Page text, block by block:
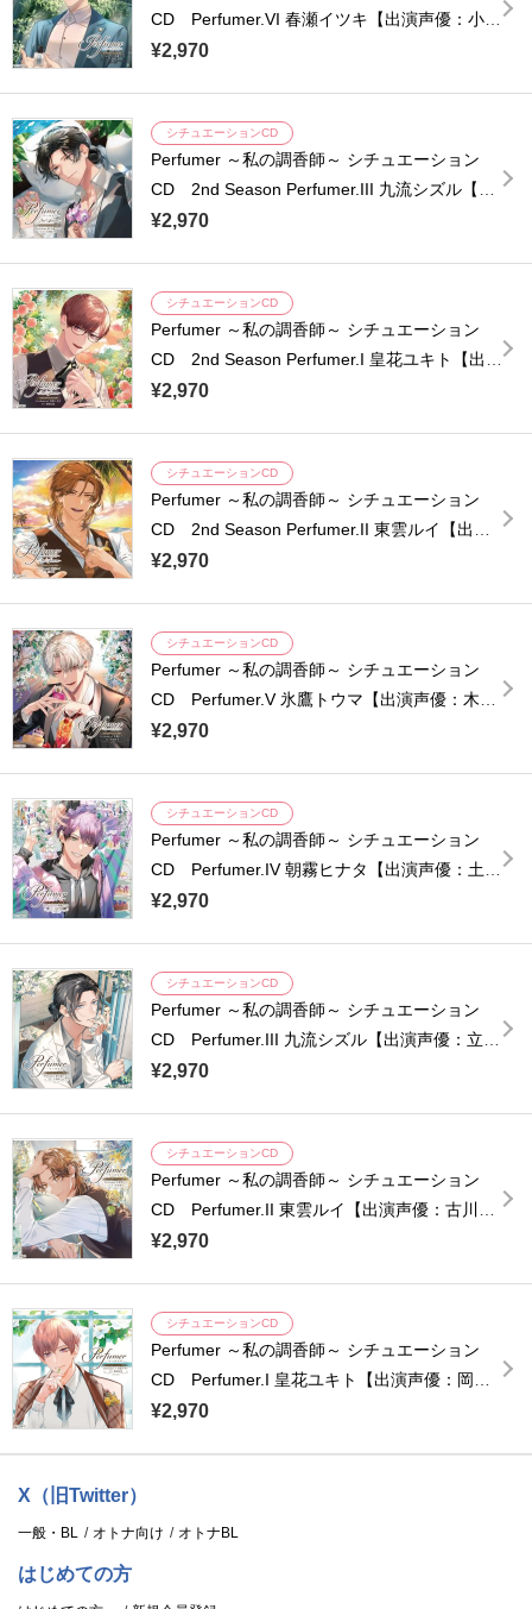
CD Perfumer.VI 春瀬イツキ【出演声優：小林
千晃】
¥2,970
シチュエーションCD
Perfumer ～私の調香師～ シチュエーション
CD 2nd Season Perfumer.III 九流シズル【出
演声優：立花慎之介】
¥2,970
シチュエーションCD
Perfumer ～私の調香師～ シチュエーション
CD 2nd Season Perfumer.I 皇花ユキト【出演
声優：岡本信彦】
¥2,970
シチュエーションCD
Perfumer ～私の調香師～ シチュエーション
CD 2nd Season Perfumer.II 東雲ルイ【出演
声優：古川慎】
¥2,970
シチュエーションCD
Perfumer ～私の調香師～ シチュエーション
CD Perfumer.V 氷鷹トウマ【出演声優：木村
良平】
¥2,970
シチュエーションCD
Perfumer ～私の調香師～ シチュエーション
CD Perfumer.IV 朝霧ヒナタ【出演声優：土岐
隼一】
¥2,970
シチュエーションCD
Perfumer ～私の調香師～ シチュエーション
CD Perfumer.III 九流シズル【出演声優：立花
慎之介】
¥2,970
シチュエーションCD
Perfumer ～私の調香師～ シチュエーション
CD Perfumer.II 東雲ルイ【出演声優：古川
慎】
¥2,970
シチュエーションCD
Perfumer ～私の調香師～ シチュエーション
CD Perfumer.I 皇花ユキト【出演声優：岡本
信彦】
¥2,970
X（旧Twitter）
一般・BL オトナ向け オトナBL
はじめての方